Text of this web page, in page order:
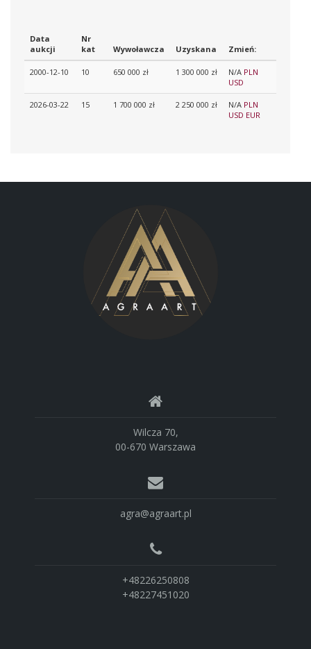
Data
aukcji
Nr
kat
Wywoławcza Uzyskana Zmień:
2000-12-10 10 650 000 zł 1 300 000 zł N/A PLN
USD
2026-03-22 15 1 700 000 zł 2 250 000 zł N/A PLN
USD EUR
Wilcza 70,
00-670 Warszawa
agra@agraart.pl
+48226250808
+48227451020